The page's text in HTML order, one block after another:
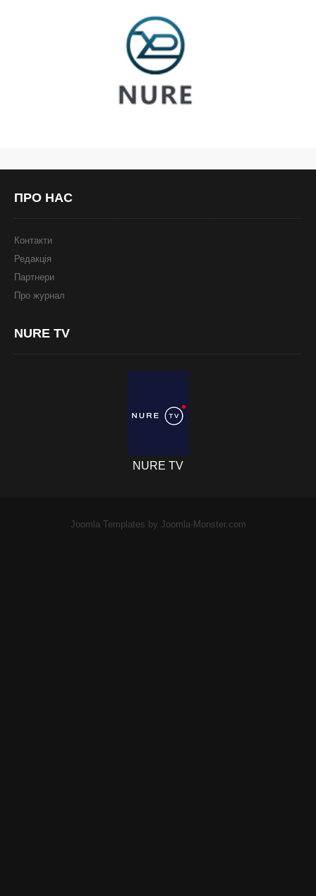
ПРО НАС
Контакти
Редакція
Партнери
Про журнал
NURE TV
NURE TV
Joomla Templates by Joomla-Monster.com